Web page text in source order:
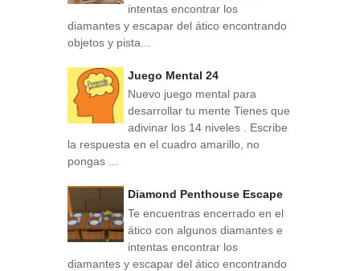
intentas encontrar los
diamantes y escapar del ático encontrando
objetos y pista...
Juego Mental 24
Nuevo juego mental para
desarrollar tu mente Tienes que
adivinar los 14 niveles . Escribe
la respuesta en el cuadro amarillo, no
pongas ...
Diamond Penthouse Escape
Te encuentras encerrado en el
ático con algunos diamantes e
intentas encontrar los
diamantes y escapar del ático encontrando